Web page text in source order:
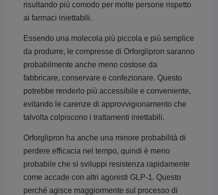
risultando più comodo per molte persone rispetto
ai farmaci iniettabili.
Essendo una molecola più piccola e più semplice
da produrre, le compresse di Orforglipron saranno
probabilmente anche meno costose da
fabbricare, conservare e confezionare. Questo
potrebbe renderlo più accessibile e conveniente,
evitando le carenze di approvvigionamento che
talvolta colpiscono i trattamenti iniettabili.
Orforglipron ha anche una minore probabilità di
perdere efficacia nel tempo, quindi è meno
probabile che si sviluppi resistenza rapidamente
come accade con altri agonisti GLP-1. Questo
perché agisce maggiormente sul processo di